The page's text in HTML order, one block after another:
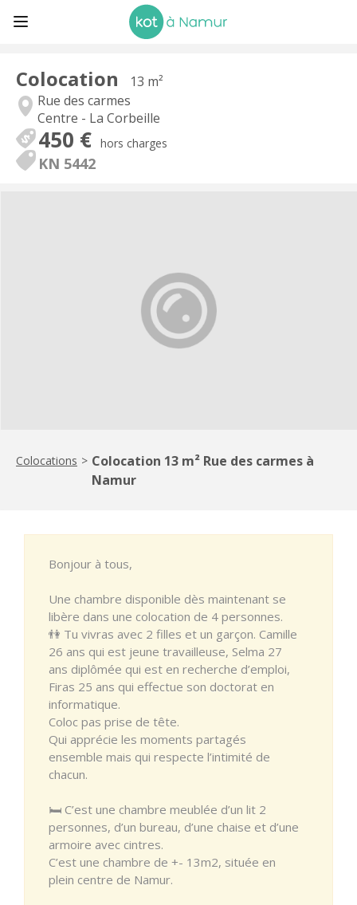
Colocation
13 m²
Rue des carmes
Centre - La Corbeille
450 € hors charges
KN 5442
Colocations > Colocation 13 m² Rue des carmes à
Namur
Bonjour à tous,
Une chambre disponible dès maintenant se
libère dans une colocation de 4 personnes.
👫 Tu vivras avec 2 filles et un garçon. Camille
26 ans qui est jeune travailleuse, Selma 27
ans diplômée qui est en recherche d’emploi,
Firas 25 ans qui effectue son doctorat en
informatique.
Coloc pas prise de tête.
Qui apprécie les moments partagés
ensemble mais qui respecte l’intimité de
chacun.
🛏️ C’est une chambre meublée d’un lit 2
personnes, d’un bureau, d’une chaise et d’une
armoire avec cintres.
C’est une chambre de +- 13m2, située en
plein centre de Namur.